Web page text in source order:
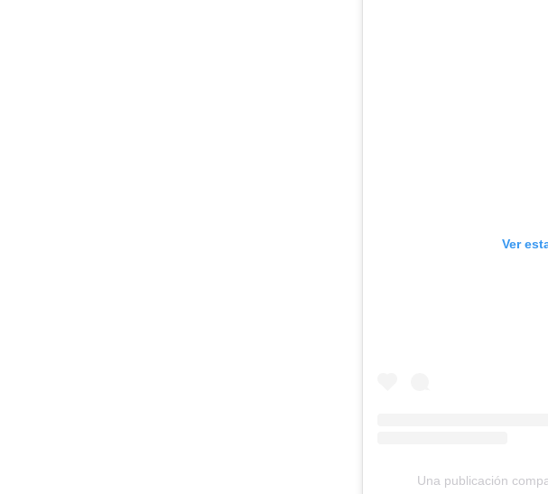
Ver
Una publicación